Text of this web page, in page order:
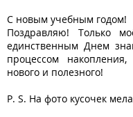
С новым учебным годом!
Поздравляю! Только
единственным Днем
процессом
нового и полезного!
P. S. На фото кусочек